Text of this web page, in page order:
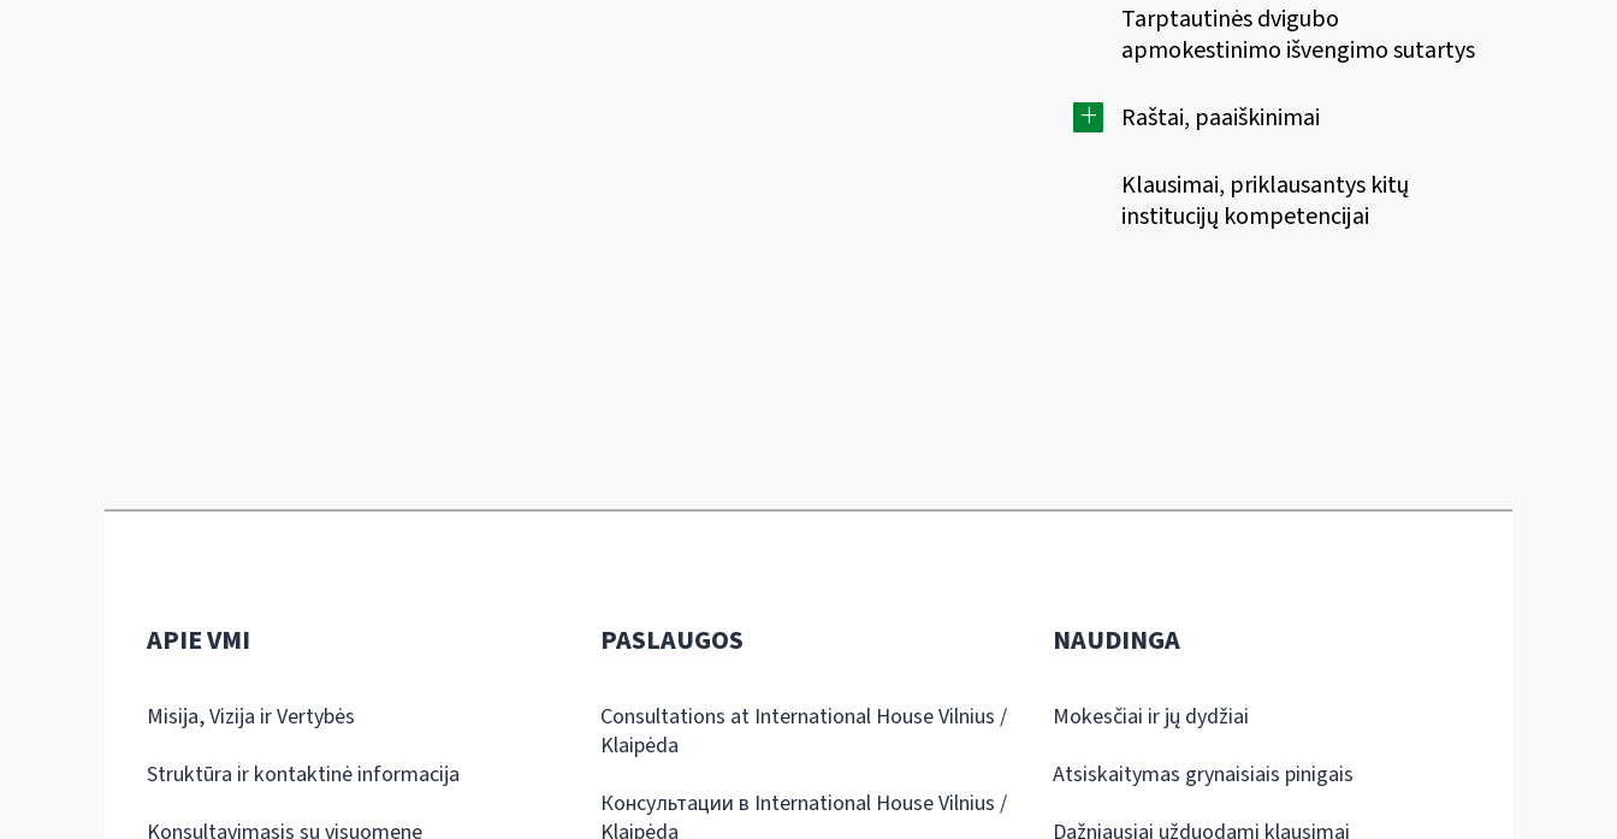
Tarptautinės dvigubo
apmokestinimo išvengimo sutartys
+
Raštai, paaiškinimai
Klausimai, priklausantys kitų
institucijų kompetencijai
APIE VMI
Misija, Vizija ir Vertybės
Struktūra ir kontaktinė informacija
Konsultavimasis su visuomene
PASLAUGOS
Consultations at International House Vilnius /
Klaipėda
Консультации в International House Vilnius /
Klaipėda
NAUDINGA
Mokesčiai ir jų dydžiai
Atsiskaitymas grynaisiais pinigais
Dažniausiai užduodami klausimai